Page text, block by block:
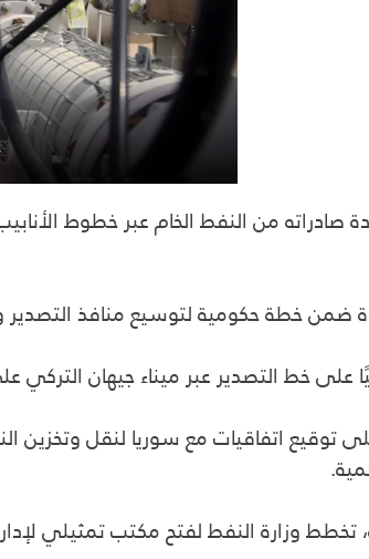
ضمن خطة حكومية لتوسيع منافذ
على خط التصدير عبر ميناء جيهان
توقيع اتفاقيات مع سوريا لنقل وتخزين
وزارة النفط لفتح مكتب تمثيلي